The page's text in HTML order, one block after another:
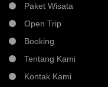
Paket Wisata
Open Trip
Booking
Tentang Kami
Kontak Kami